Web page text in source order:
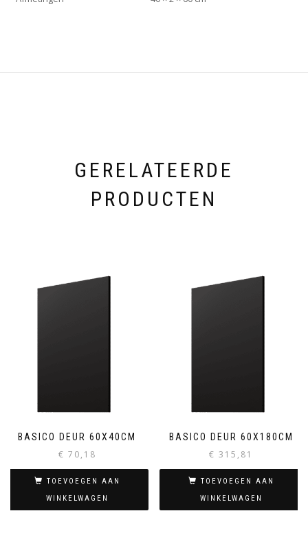
GERELATEERDE
PRODUCTEN
BASICO DEUR 60X40CM
€ 70,18
TOEVOEGEN AAN
WINKELWAGEN
BASICO DEUR 60X180CM
€ 315,81
TOEVOEGEN AAN
WINKELWAGEN